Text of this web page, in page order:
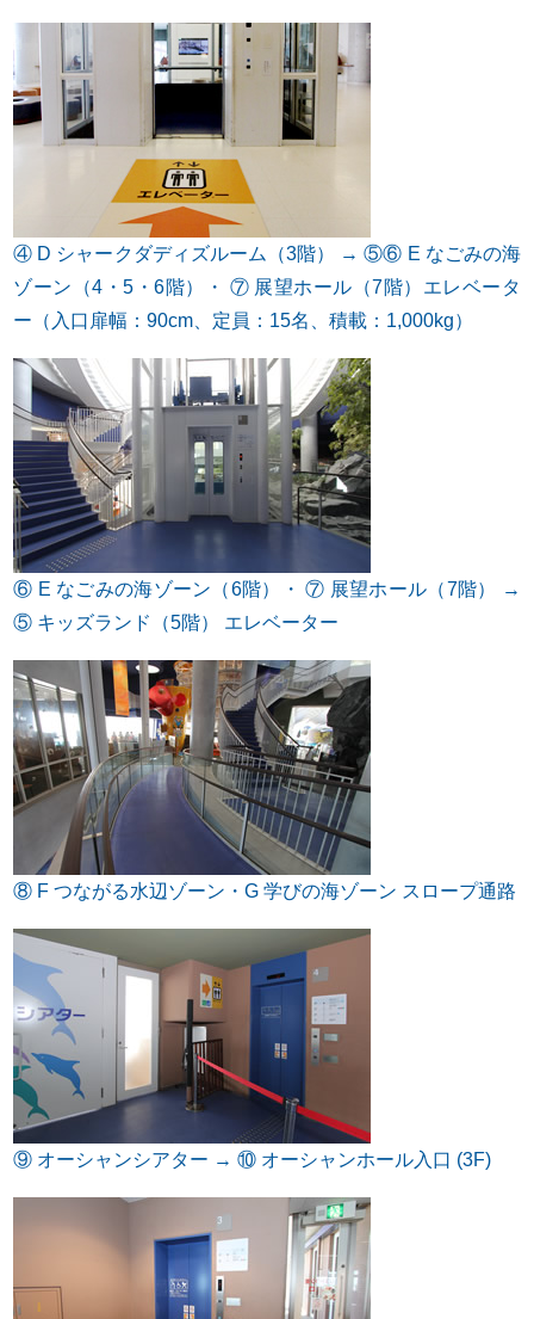
④ D シャークダディズルーム（3階） → ⑤⑥ E なごみの海
ゾーン（4・5・6階）・ ⑦ 展望ホール（7階）エレベータ
ー（入口扉幅：90cm、定員：15名、積載：1,000kg）
⑥ E なごみの海ゾーン（6階）・ ⑦ 展望ホール（7階） →
⑤ キッズランド（5階） エレベーター
⑧ F つながる水辺ゾーン・G 学びの海ゾーン スロープ通路
⑨ オーシャンシアター → ⑩ オーシャンホール入口 (3F)